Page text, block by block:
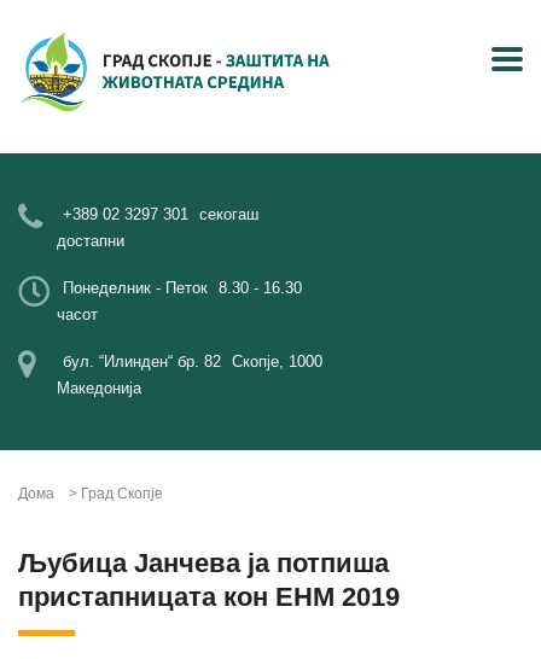
+389 02 3297 301 секогаш
достапни
Понеделник - Петок 8.30 - 16.30
часот
бул. “Илинден“ бр. 82 Скопје, 1000
Македонија
Дома > Град Скопје
Љубица Јанчева ја потпиша
пристапницата кон ЕНМ 2019